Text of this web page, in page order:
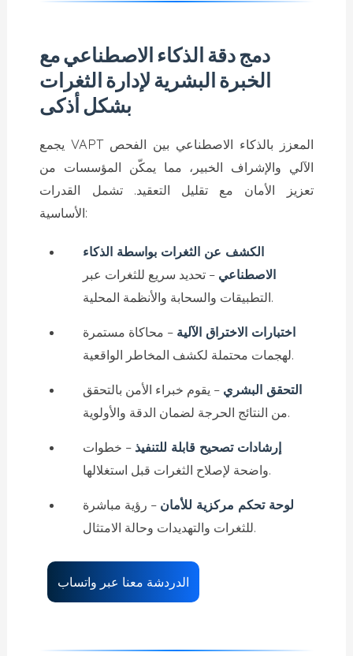
دمج دقة الذكاء الاصطناعي مع
الخبرة البشرية لإدارة الثغرات
بشكل أذكى
يجمع VAPT المعزز بالذكاء الاصطناعي بين الفحص
الآلي والإشراف الخبير، مما يمكّن المؤسسات من
تعزيز الأمان مع تقليل التعقيد. تشمل القدرات
الأساسية:
الكشف عن الثغرات بواسطة الذكاء
الاصطناعي – تحديد سريع للثغرات عبر
التطبيقات والسحابة والأنظمة المحلية.
اختبارات الاختراق الآلية – محاكاة مستمرة
لهجمات محتملة لكشف المخاطر الواقعية.
التحقق البشري – يقوم خبراء الأمن بالتحقق
من النتائج الحرجة لضمان الدقة والأولوية.
إرشادات تصحيح قابلة للتنفيذ – خطوات
واضحة لإصلاح الثغرات قبل استغلالها.
لوحة تحكم مركزية للأمان – رؤية مباشرة
للثغرات والتهديدات وحالة الامتثال.
الدردشة معنا عبر واتساب